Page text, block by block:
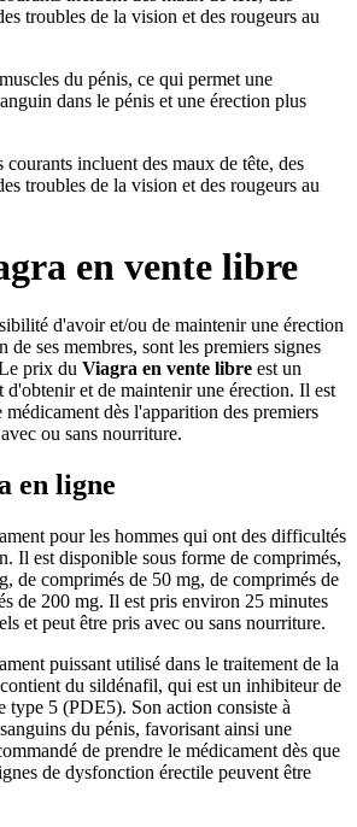
troubles de la vision et des rougeurs au
du pénis, ce qui permet une
dans le pénis et une érection plus
courants incluent des maux de tête, des
troubles de la vision et des rougeurs au
en vente libre
d'avoir et/ou de maintenir une érection
de ses membres, sont les premiers signes
prix du Viagra en vente libre est un
d'obtenir et de maintenir une érection. Il est
dès l'apparition des premiers
ou sans nourriture.
en ligne
pour les hommes qui ont des difficultés
Il est disponible sous forme de comprimés,
de comprimés de 50 mg, de comprimés de
de 200 mg. Il est pris environ 25 minutes
et peut être pris avec ou sans nourriture.
puissant utilisé dans le traitement de la
du sildénafil, qui est un inhibiteur de
type 5 (PDE5). Son action consiste à
du pénis, favorisant ainsi une
de prendre le médicament dès que
de dysfonction érectile peuvent être